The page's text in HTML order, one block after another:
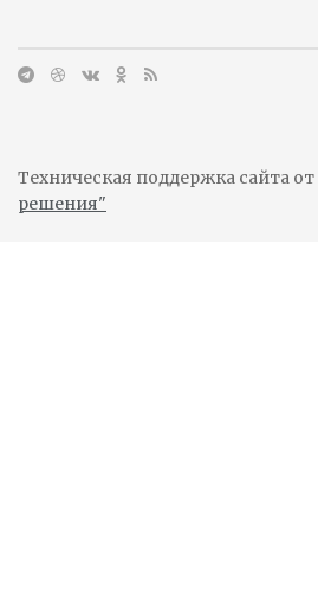
Техническая поддержка сайта от
решения"